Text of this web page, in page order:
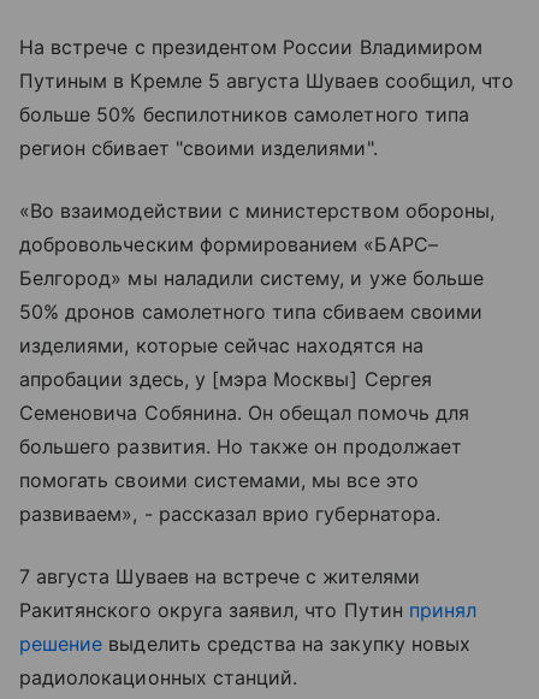
На встрече с президентом России Владимиром
Путиным в Кремле 5 августа Шуваев сообщил, что
больше 50% беспилотников самолетного типа
регион сбивает "своими изделиями".
«Во взаимодействии с министерством обороны,
добровольческим формированием «БАРС–
Белгород» мы наладили систему, и уже больше
50% дронов самолетного типа сбиваем своими
изделиями, которые сейчас находятся на
апробации здесь, у [мэра Москвы] Сергея
Семеновича Собянина. Он обещал помочь для
большего развития. Но также он продолжает
помогать своими системами, мы все это
развиваем», - рассказал врио губернатора.
7 августа Шуваев на встрече с жителями
Ракитянского округа заявил, что Путин принял
решение выделить средства на закупку новых
радиолокационных станций.